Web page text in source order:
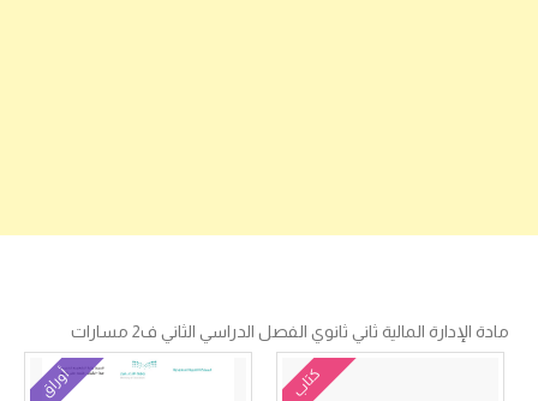
مادة الإدارة المالية ثاني ثانوي الفصل الدراسي الثاني ف2 مسارات
كتاب أوراق